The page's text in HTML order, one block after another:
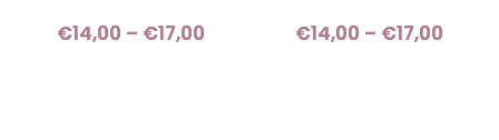
€14,00 – €17,00
Price range: €14,00 through
€14,00 – €17,00